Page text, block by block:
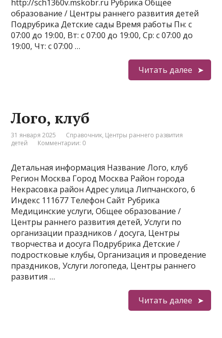
http://sch1360v.mskobr.ru Рубрика Общее
образование / Центры раннего развития детей
Подрубрика Детские сады Время работы Пн: с
07:00 до 19:00, Вт: с 07:00 до 19:00, Ср: с 07:00 до
19:00, Чт: с 07:00 …
Читать далее
Лого, клуб
31 января 2025 Справочник, Центры раннего развития
детей
Комментарии: 0
Детальная информация Название Лого, клуб
Регион Москва Город Москва Район города
Некрасовка район Адрес улица Липчанского, 6
Индекс 111677 Телефон Сайт Рубрика
Медицинские услуги, Общее образование /
Центры раннего развития детей, Услуги по
организации праздников / досуга, Центры
творчества и досуга Подрубрика Детские /
подростковые клубы, Организация и проведение
праздников, Услуги логопеда, Центры раннего
развития …
Читать далее